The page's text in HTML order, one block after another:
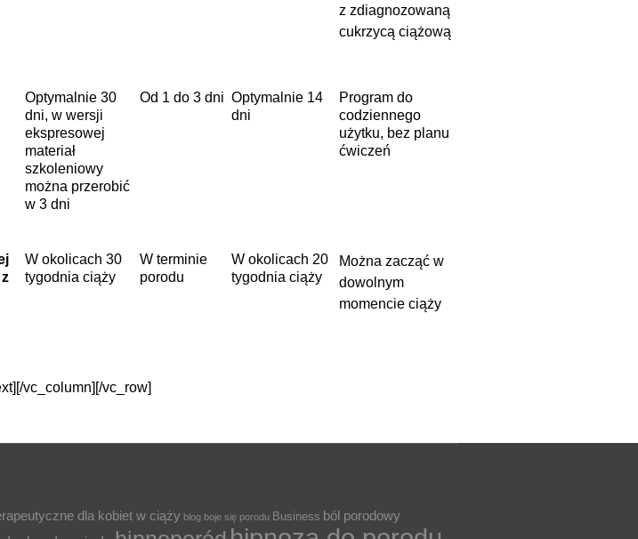
z zdiagnozowaną
cukrzycą ciążową
Optymalnie 30
dni, w wersji
ekspresowej
materiał
szkoleniowy
można przerobić
w 3 dni
Od 1 do 3 dni Optymalnie 14
dni
Program do
codziennego
użytku, bez planu
ćwiczeń
W okolicach 30
tygodnia ciąży
W terminie
porodu
W okolicach 20
tygodnia ciąży
Można zacząć w
dowolnym
momencie ciąży
vc_column][/vc_row]
dla kobiet w ciąży blog boje się porodu Business ból porodowy